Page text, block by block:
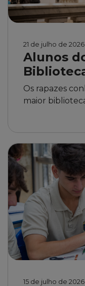
21 de julho de 2026
Alunos
Os rapazes
maior
15 de julho de 2026